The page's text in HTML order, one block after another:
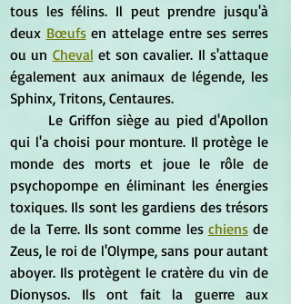
tous les félins. Il peut prendre jusqu'à
deux Bœufs en attelage entre ses serres
ou un Cheval et son cavalier. Il s'attaque
également aux animaux de légende, les
Sphinx, Tritons, Centaures.
qui l'a choisi pour monture. Il protège le
monde des morts et joue le rôle de
psychopompe en éliminant les énergies
toxiques. Ils sont les gardiens des trésors
de la Terre. Ils sont comme les chiens de
Zeus, le roi de l'Olympe, sans pour autant
aboyer. Ils protègent le cratère du vin de
Dionysos. Ils ont fait la guerre aux